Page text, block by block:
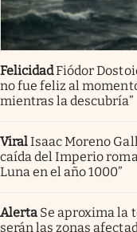
FelicidadFiódor
no fue feliz al
mientras la descubría”
ViralIsaac Moreno
caída del Imperio
Luna en el año 1000”
Alerta Se aproxima la
serán las zonas